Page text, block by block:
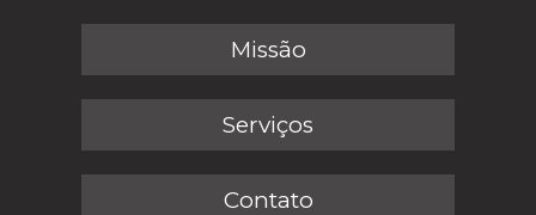
Missão
Serviços
Contato